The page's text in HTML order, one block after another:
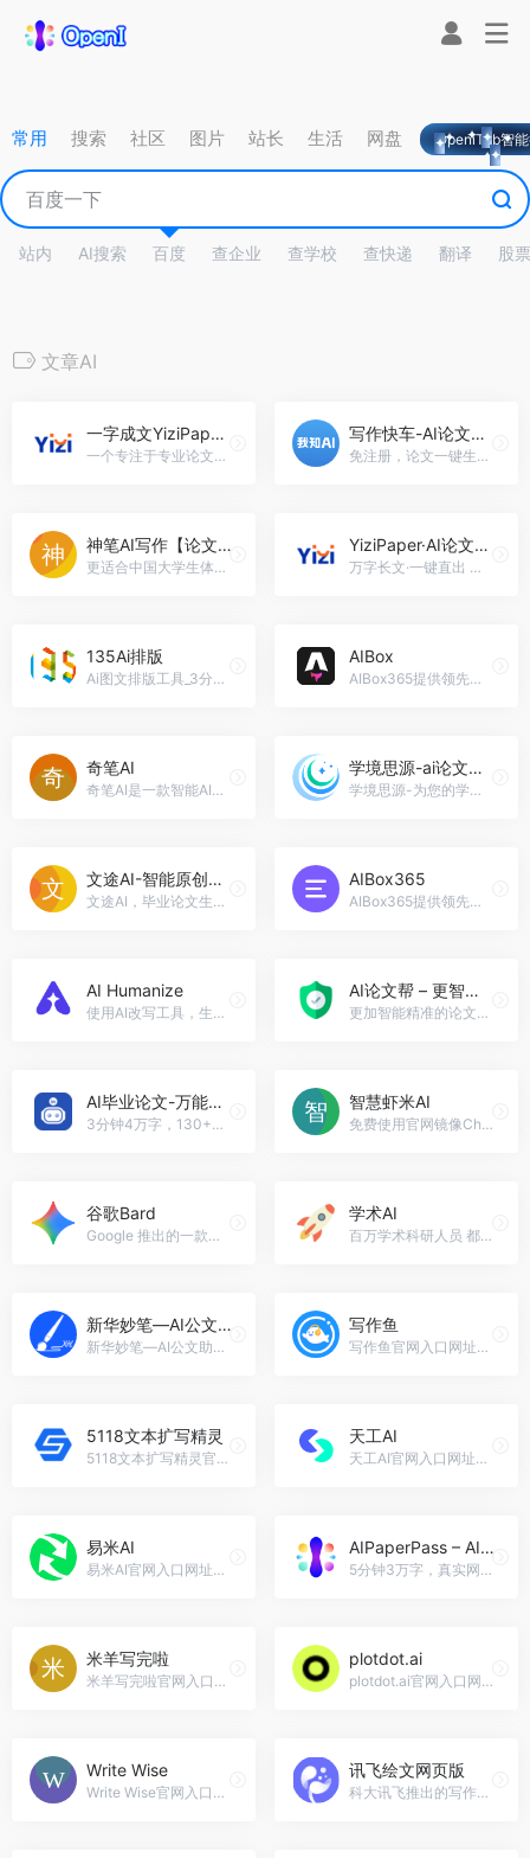
常用 搜索 社区 图片 站长 生活 网盘 OpeniTab智
站内 AI搜索 百度 查企业 查学校 查快递 翻译 股票
文章AI
一字成文YiziPaper·AI写作助手
一个专注于专业论文生成的AI生成工具，一字成文YiziPaper·AI写作助手官网入口网址
写作快车-AI论文神器
免注册，论文一键生成，毕业必备，写作快车-AI论文神器官网入口网址
神笔AI写作【论文范文】
更适合中国大学生体质的论文写作助手，神笔AI写作【论文范文】官网入口网址
YiziPaper·AI论文助手
万字长文·一键直出 一个专注论文写作的AI的智能文本生成工具，YiziPaper·AI论文助手官网入口网址
135Ai排版
Ai图文排版工具_3分钟一键生成高颜值图文排版！135Ai排版官网入口网址
AIBox
AIBox365提供领先的AIGC解决方案，已支持ChatGPT、GPT4、Midjourney、文心一言、ChatGLM等国内外大模型工具,限时免费应用。，AIBox官网入口网址
奇笔AI
奇笔AI是一款智能AI写作软件...
学境思源-ai论文快速写作平台
学境思源-为您的学术研究加速，5分钟生成论文，24小时定期删除，为您的学术便捷和安全保驾护航，学境思源-ai论文快速写作平台官网入口网址
文途AI-智能原创毕业论文生成平台
文途AI，毕业论文生成平台，一键生成原创毕业论文、开题报告，4.0高级模型生成，最专业的毕业论文生成系统。，文途AI-智能原创毕业论文生成平台官网入口网址
AIBox365
AIBox365提供领先的AIGC解决方案，支持ChatGPT、GPT4、Midjourney、文心一言、ChatGLM等国内外大模型工具,限时免费使用。，AIBox365官网入口网址
AI Humanize
使用AI改写工具，生成不可被AI检测的文本内容，AI Humanize官网入口网址
AI论文帮 – 更智能的论文写作
更加智能精准的论文生成工具，支持自定义引用文献和微调关键词，5分钟生成3万字，附真实参考引用文献，查重率高全额退费！，AI论文帮 – 更智能的论文写作官网入口网址
AI毕业论文-万能小in
3分钟4万字，130+应用，只需...
智慧虾米AI
免费使用官网镜像ChatGPT PLUS 4.0等所有功能，智慧虾米AI官网入口网址
谷歌Bard
Google 推出的一款对话式 AI ...，谷歌Bard官网入口网址
学术AI
百万学术科研人员 都在用的学术平台，学术AI官网入口网址
新华妙笔—AI公文写作学习平台
新华妙笔—AI公文助手写作学习...
写作鱼
写作鱼官网入口网址，智能创作文案秒出-正版AI创作网站
5118文本扩写精灵
5118文本扩写精灵官网入口网址，文本扩写精灵，是一款利用自然语言处理技术快速生成高质量专业性强文本的工具。无论您是学生、教师、商务人士还是自媒体人士，致力于满足您的写作需求。
天工AI
天工AI官网入口网址，国内首个对标 ChatGPT 的双千亿级大语言模型，也是一个对话式AI助手。
易米AI
易米AI官网入口网址，YMI.AI-快捷、高效的人工智能创作平台
AIPaperPass – AI论文写作神器
5分钟3万字，真实网络数据、图、表、公式、代码段，免费不限次2000字3级大纲，附带ppt，开题报告，任务书，40篇真实参考文献，查重超过10%退费！
米羊写完啦
米羊写完啦官网入口网址，《...
plotdot.ai
plotdot.ai官网入口网址，Plotdot 是一种最先进的生成式 AI，专为制作引人入胜的剧本、引人入胜的角色和强大的情节而设计。
Write Wise
Write Wise官网入口网址，Write Wise喜马拉雅旗下免费网文小说写作工具一款专业的小说创作工具，小说创作的全流程帮你赋能与提效，由喜马拉雅出品
讯飞绘文网页版
科大讯飞推出的写作辅助工具，选题 - 配图 - 成文 - 发布全流程达成，优质内容的快速产出。